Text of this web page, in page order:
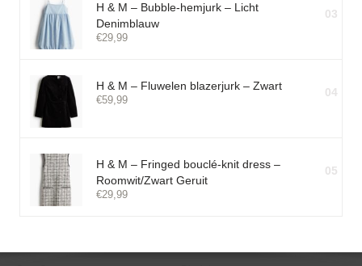
H & M – Bubble-hemjurk – Licht
Denimblauw
€29,99
03
H & M – Fluwelen blazerjurk – Zwart
€59,99
04
H & M – Fringed bouclé-knit dress –
Roomwit/Zwart Geruit
€29,99
05